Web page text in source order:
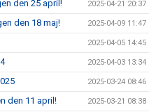
den 25 april! 2025-04-21 20:37
den 18 maj! 2025-04-09 11:47
2025-04-05 14:45
2025-04-03 13:34
2025-03-24 08:46
den 11 april! 2025-03-21 08:38